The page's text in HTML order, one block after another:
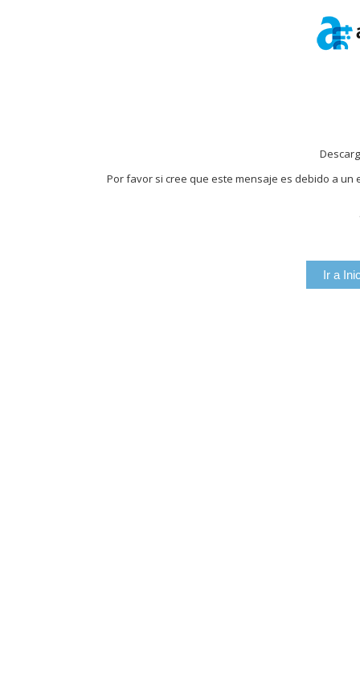
Por favor si cree que este mensaje es debido a un